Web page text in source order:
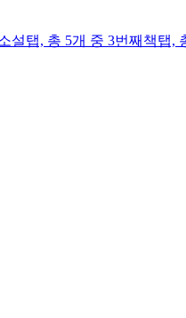
설탭, 총 5개 중 3번째 책탭,